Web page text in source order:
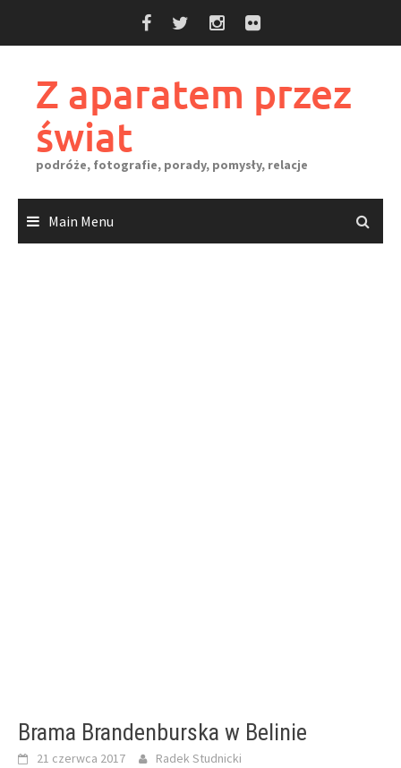
Z aparatem przez
świat
podróże, fotografie, porady, pomysły, relacje
Main Menu
Brama Brandenburska w Belinie
21 czerwca 2017 Radek Studnicki